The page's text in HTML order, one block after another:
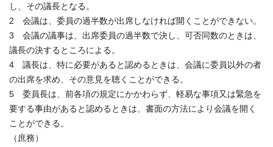
し、その議長となる。
2 会議は、委員の過半数が出席しなければ開くことができない。
3 会議の議事は、出席委員の過半数で決し、可否同数のときは、
議長の決するところによる。
4 議長は、特に必要があると認めるときは、会議に委員以外の者
の出席を求め、その意見を聴くことができる。
5 委員長は、前各項の規定にかかわらず、軽易な事項又は緊急を
要する事由があると認めるときは、書面の方法により会議を開く
ことができる。
（庶務）